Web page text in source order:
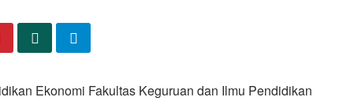
Ekonomi Fakultas Keguruan dan Ilmu Pendidikan